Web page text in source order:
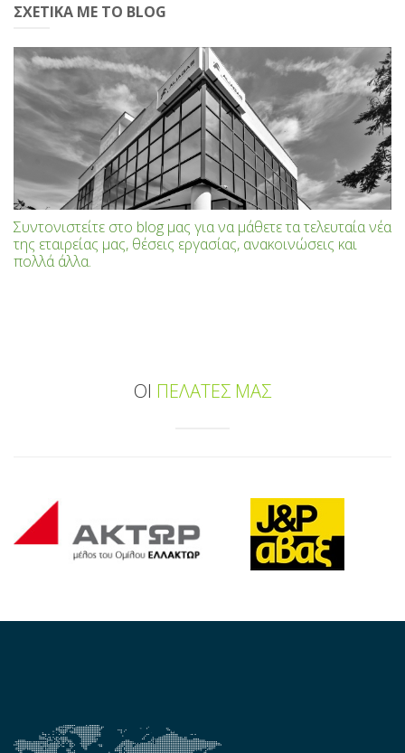
ΣΧΕΤΙΚΆ ΜΕ ΤΟ BLOG
Συντονιστείτε στο blog μας για να μάθετε τα τελευταία νέα
της εταιρείας μας, θέσεις εργασίας, ανακοινώσεις και
πολλά άλλα.
ΟΙ ΠΕΛΑΤΕΣ ΜΑΣ